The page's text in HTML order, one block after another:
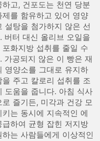
하고, 건포도는 천연 당분
제를 함유하고 있어 영양
설탕을 첨가하지 않은 선
버터 대신 올리브 오일을
포화지방 섭취를 줄일 수
가공되지 않은 이 빵은 재
영양소를 그대로 유지하
을 주고 칼로리 섭취를 조
도움을 줍니다. 아침 식사
로 즐기든, 미각과 건강 모
키는 동시에 지속적인 에
급하여 균형 잡힌 저지방
하는 사람들에게 이상적인